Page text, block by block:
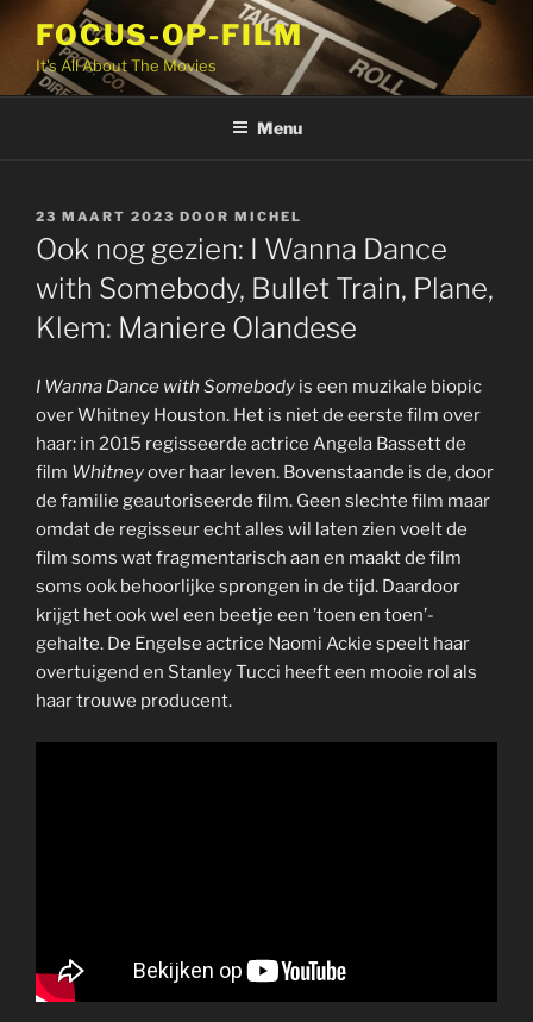
inhoud
FOCUS-OP-FILM
It's All About The Movies
Menu
GEPLAATST
OP
23 MAART 2023 DOOR MICHEL
Ook nog gezien: I Wanna Dance
with Somebody, Bullet Train, Plane,
Klem: Maniere Olandese
I Wanna Dance with Somebody is een muzikale biopic
over Whitney Houston. Het is niet de eerste film over
haar: in 2015 regisseerde actrice Angela Bassett de
film Whitneyover haar leven. Bovenstaande is de, door
de familie geautoriseerde film. Geen slechte film maar
omdat de regisseur echt alles wil laten zien voelt de
film soms wat fragmentarisch aan en maakt de film
soms ook behoorlijke sprongen in de tijd. Daardoor
krijgt het ook wel een beetje een ’toen en toen’-
gehalte. De Engelse actrice Naomi Ackie speelt haar
overtuigend en Stanley Tucci heeft een mooie rol als
haar trouwe producent.